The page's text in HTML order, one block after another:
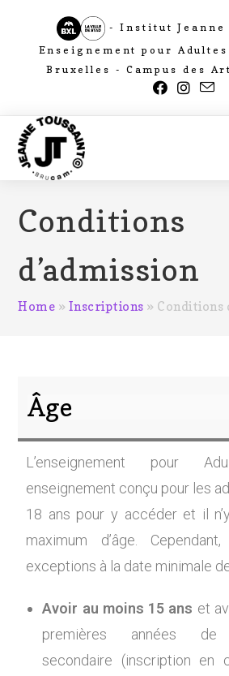
- Institut Jeanne
Enseignement pour
Bruxelles - Campus des
Conditions
d’admission
Home » Inscriptions » Conditions
Âge
L’enseignement pour
enseignement conçu pour les
18 ans pour y accéder et il
maximum d’âge.
exceptions à la date minimale
Avoir au moins 15 ans et
premières années de
secondaire (inscription en